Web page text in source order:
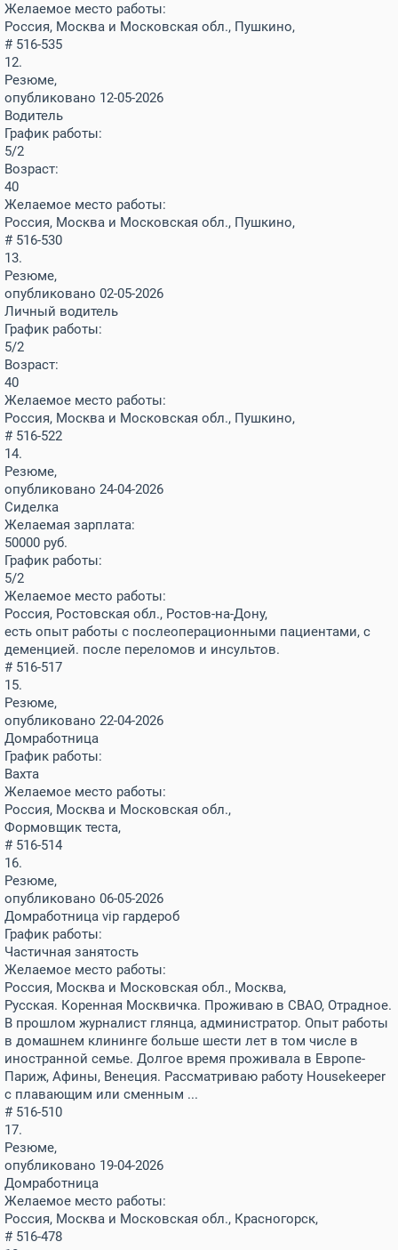
Желаемое место работы:
Россия, Москва и Московская обл., Пушкино,
# 516-535
12.
Резюме,
опубликовано 12-05-2026
Водитель
График работы:
5/2
Возраст:
40
Желаемое место работы:
Россия, Москва и Московская обл., Пушкино,
# 516-530
13.
Резюме,
опубликовано 02-05-2026
Личный водитель
График работы:
5/2
Возраст:
40
Желаемое место работы:
Россия, Москва и Московская обл., Пушкино,
# 516-522
14.
Резюме,
опубликовано 24-04-2026
Сиделка
Желаемая зарплата:
50000 руб.
График работы:
5/2
Желаемое место работы:
Россия, Ростовская обл., Ростов-на-Дону,
есть опыт работы с послеоперационными пациентами, с
деменцией. после переломов и инсультов.
# 516-517
15.
Резюме,
опубликовано 22-04-2026
Домработница
График работы:
Вахта
Желаемое место работы:
Россия, Москва и Московская обл.,
Формовщик теста,
# 516-514
16.
Резюме,
опубликовано 06-05-2026
Домработница vip гардероб
График работы:
Частичная занятость
Желаемое место работы:
Россия, Москва и Московская обл., Москва,
Русская. Коренная Москвичка. Проживаю в СВАО, Отрадное.
В прошлом журналист глянца, администратор. Опыт работы
в домашнем клининге больше шести лет в том числе в
иностранной семье. Долгое время проживала в Европе-
Париж, Афины, Венеция. Рассматриваю работу Housekeeper
с плавающим или сменным ...
# 516-510
17.
Резюме,
опубликовано 19-04-2026
Домработница
Желаемое место работы:
Россия, Москва и Московская обл., Красногорск,
# 516-478